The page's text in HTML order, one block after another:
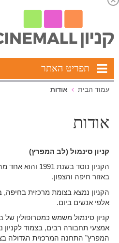
תפריט האתר
עמוד הבית אודות
אודות
קניון סינמול (לב המפרץ)
הקניון נוסד בשנת
באזור חיפה והצפון.
הקניון נמצא בצומת מרכזית
אלפי אנשים ביום.
קניון סינמול משמש כמטרופולין של
אמצעי תחבורה רבים, בצמוד לקניון
המפרץ” התחנה המרכזית הגדולה